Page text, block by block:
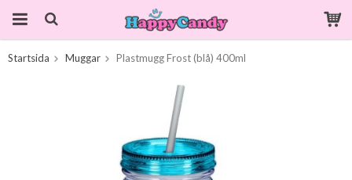
Startsida Muggar Plastmugg Frost (blå) 400ml